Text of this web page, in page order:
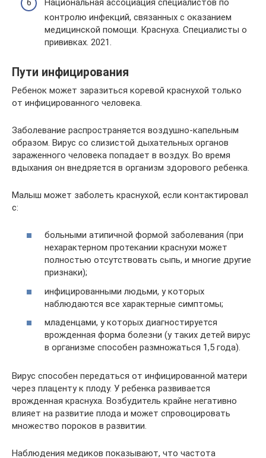
Национальная ассоциация специалистов по
контролю инфекций, связанных с оказанием
медицинской помощи. Краснуха. Специалисты о
прививках. 2021.
Пути инфицирования
Ребенок может заразиться коревой краснухой только
от инфицированного человека.
Заболевание распространяется воздушно-капельным
образом. Вирус со слизистой дыхательных органов
зараженного человека попадает в воздух. Во время
вдыхания он внедряется в организм здорового ребенка.
Малыш может заболеть краснухой, если контактировал
с:
больными атипичной формой заболевания (при
нехарактерном протекании краснухи может
полностью отсутствовать сыпь, и многие другие
признаки);
инфицированными людьми, у которых
наблюдаются все характерные симптомы;
младенцами, у которых диагностируется
врожденная форма болезни (у таких детей вирус
в организме способен размножаться 1,5 года).
Вирус способен передаться от инфицированной матери
через плаценту к плоду. У ребенка развивается
врожденная краснуха. Возбудитель крайне негативно
влияет на развитие плода и может спровоцировать
множество пороков в развитии.
Наблюдения медиков показывают, что частота